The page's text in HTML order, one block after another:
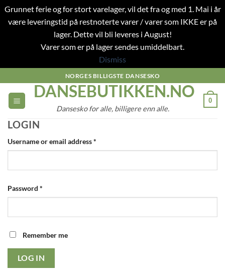
Grunnet ferie og for stort varelager, vil det fra og med 1. Mai i år
være leveringstid på restnoterte varer / varer som IKKE er på
lager. Dette vil bli leveres i August!
Varer som er på lager sendes umiddelbart.
Dismiss
to
content
NORGES BILLIGSTE DANSESKO
DANSEBUTIKKEN.NO
Dansesko for alle, billigere enn alle.
0
LOGIN
Username or email address*
Password *
Remember me
LOG IN